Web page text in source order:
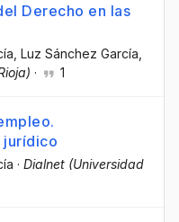
Derecho en las
, Luz Sánchez García
· 1
jurídico
· Dialnet (Universidad